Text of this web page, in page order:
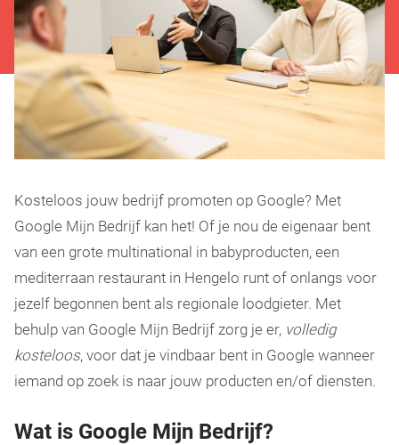
Kosteloos jouw bedrijf promoten op Google? Met
Google Mijn Bedrijf kan het! Of je nou de eigenaar bent
van een grote multinational in babyproducten, een
mediterraan restaurant in Hengelo runt of onlangs voor
jezelf begonnen bent als regionale loodgieter. Met
behulp van Google Mijn Bedrijf zorg je er, volledig
kosteloos, voor dat je vindbaar bent in Google wanneer
iemand op zoek is naar jouw producten en/of diensten.
Wat is Google Mijn Bedrijf?